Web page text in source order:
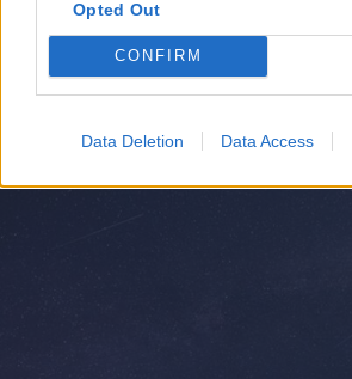
Opted Out
CONFIRM
Data Deletion Data Access
Primo bilancio di
il gruppo AMGA:
crescita e trasparenza”